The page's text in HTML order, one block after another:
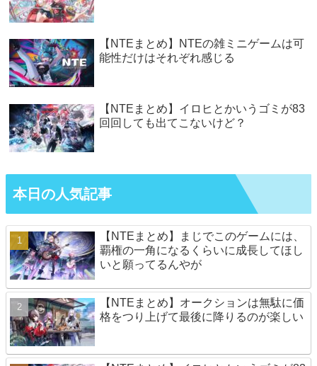
【NTEまとめ】NTEの雑ミニゲームは可
能性だけはそれぞれ感じる
【NTEまとめ】イロヒとかいうゴミが83
回回しても出てこないけど？
本日の人気記事
【NTEまとめ】まじでこのゲームには、
覇権の一角になるくらいに成長してほし
いと願ってるんやが
【NTEまとめ】オークションは無駄に価
格をつり上げて最後に降りるのが楽しい